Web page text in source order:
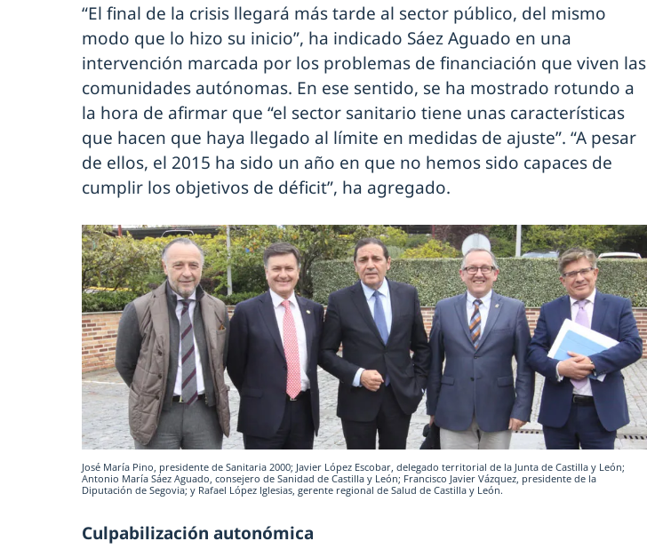
“El final de la crisis llegará más tarde al sector público, del mismo
modo que lo hizo su inicio”, ha indicado Sáez Aguado en una
intervención marcada por los problemas de financiación que viven las
comunidades autónomas. En ese sentido, se ha mostrado rotundo a
la hora de afirmar que “el sector sanitario tiene unas características
que hacen que haya llegado al límite en medidas de ajuste”. “A pesar
de ellos, el 2015 ha sido un año en que no hemos sido capaces de
cumplir los objetivos de déficit”, ha agregado.
José María Pino, presidente de Sanitaria 2000; Javier López Escobar, delegado territorial de la Junta de Castilla y León;
Antonio María Sáez Aguado, consejero de Sanidad de Castilla y León; Francisco Javier Vázquez, presidente de la
Diputación de Segovia; y Rafael López Iglesias, gerente regional de Salud de Castilla y León.
Culpabilización autonómica